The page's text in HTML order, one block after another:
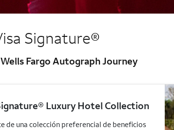
Signature®
Wells Fargo Autograph Journey
Luxury Hotel Collection
de una colección preferencial de beneficios